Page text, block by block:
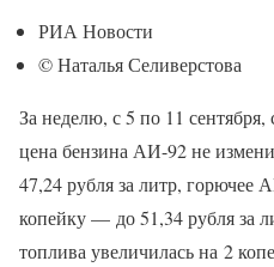
РИА Новости
© Наталья Селиверстова
За неделю, с 5 по 11
цена бензина АИ-92 не
47,24 рубля за литр, горючее
копейку — до 51,34 рубля за
топлива увеличилась на 2